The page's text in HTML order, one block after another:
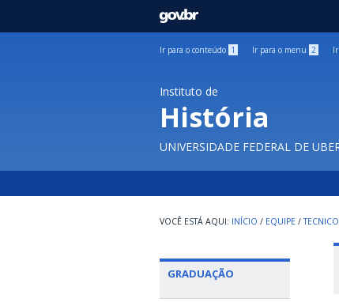
GOVBR
Ir para o conteúdo 1 Ir para o menu 2
Instituto de
História
UNIVERSIDADE FEDERAL DE
INÍCIO / EQUIPE /
GRADUAÇÃO